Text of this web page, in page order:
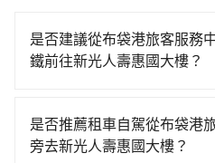
是否建議從布袋港旅客服務
鐵前往新光人壽惠國大樓？
人壽惠國大樓，高鐵較貴、
程車前往高鐵站！從最早
是否推薦租車自駕從布袋港
旁去新光人壽惠國大樓？